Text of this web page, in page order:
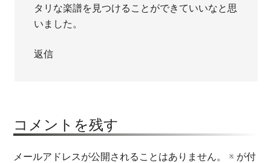
タリな楽譜を見つけることができていいなと思
いました。
返信
コメントを残す
メールアドレスが公開されることはありません。 ※ が付